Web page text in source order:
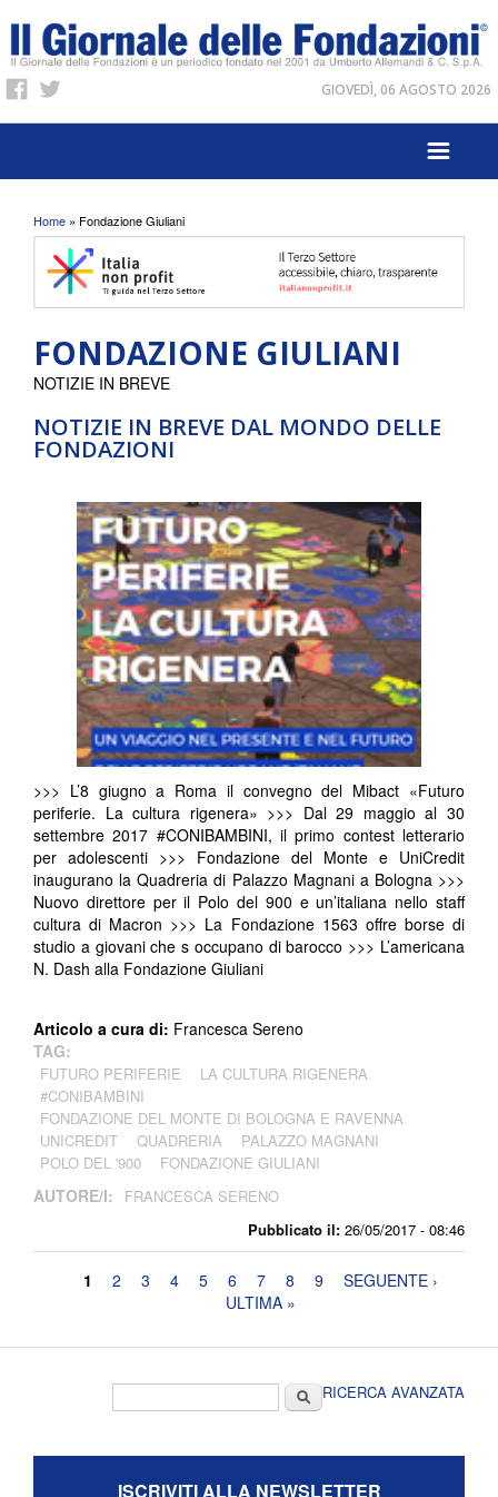
GIOVEDÌ, 06 AGOSTO 2026
Tu sei qui
Home » Fondazione Giuliani
FONDAZIONE GIULIANI
NOTIZIE IN BREVE DAL MONDO DELLE
FONDAZIONI
Pubblicato il: 26/05/2017 - 08:46
NOTIZIE IN BREVE
>>> L’8 giugno a Roma il convegno del Mibact «Futuro
periferie. La cultura rigenera» >>> Dal 29 maggio al 30
settembre 2017 #CONIBAMBINI, il primo contest letterario
per adolescenti >>> Fondazione del Monte e UniCredit
inaugurano la Quadreria di Palazzo Magnani a Bologna >>>
Nuovo direttore per il Polo del 900 e un’italiana nello staff
cultura di Macron >>> La Fondazione 1563 offre borse di
studio a giovani che s occupano di barocco >>> L’americana
N. Dash alla Fondazione Giuliani
Articolo a cura di: Francesca Sereno
TAG:
FUTURO PERIFERIE
LA CULTURA RIGENERA
#CONIBAMBINI
FONDAZIONE DEL MONTE DI BOLOGNA E RAVENNA
UNICREDIT
QUADRERIA
PALAZZO MAGNANI
POLO DEL '900
FONDAZIONE GIULIANI
AUTORE/I: FRANCESCA SERENO
Pagine
1 2 3 4 5 6 7 8 9
SEGUENTE ›
ULTIMA »
CercaRICERCA AVANZATA
ISCRIVITI ALLA NEWSLETTER